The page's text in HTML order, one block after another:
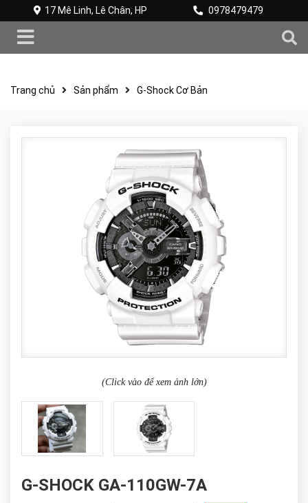
17 Mê Linh, Lê Chân, HP 0978479479
Trang chủ Sản phẩm G-Shock Cơ Bản
(Click vào để xem ảnh lớn)
G-SHOCK GA-110GW-7A